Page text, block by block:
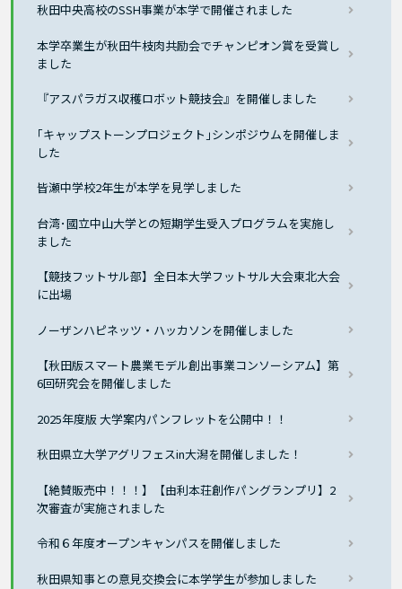
秋田中央高校のSSH事業が本学で開催されました
本学卒業生が秋田牛枝肉共励会でチャンピオン賞を受賞し
ました
『アスパラガス収穫ロボット競技会』を開催しました
｢キャップストーンプロジェクト｣シンポジウムを開催しま
した
皆瀬中学校2年生が本学を見学しました
台湾･國立中山大学との短期学生受入プログラムを実施し
ました
【競技フットサル部】全日本大学フットサル大会東北大会
に出場
ノーザンハピネッツ・ハッカソンを開催しました
【秋田版スマート農業モデル創出事業コンソーシアム】第
6回研究会を開催しました
2025年度版 大学案内パンフレットを公開中！！
秋田県立大学アグリフェスin大潟を開催しました！
【絶賛販売中！！！】【由利本荘創作パングランプリ】2
次審査が実施されました
令和６年度オープンキャンパスを開催しました
秋田県知事との意見交換会に本学学生が参加しました